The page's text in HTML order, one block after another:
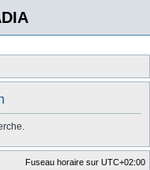
Fuseau horaire sur UTC+02:00